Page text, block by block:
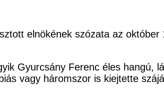
elnökének szózata az október
Gyurcsány Ferenc éles hangú,
vagy háromszor is kiejtette